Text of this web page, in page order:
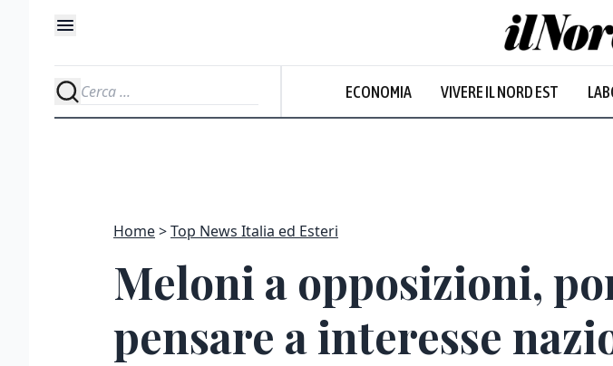
ECONOMIA VIVERE IL NORD EST
Home Top News Italia ed Esteri
Meloni a opposizioni,
pensare a interesse